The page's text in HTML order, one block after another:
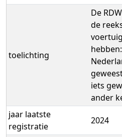
toelichting
De
de
iets
ander
jaar laatste
registratie
2024